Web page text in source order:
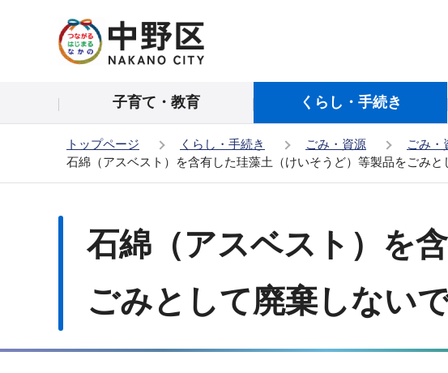
の
子育て・教育 くらし・手続き
トップページ くらし・手続き ごみ・資源
ごみ・
石綿（アスベスト）を含有した珪藻土（けいそうど）等製品をごみ
石綿（アスベスト）を
ごみとして廃棄しない